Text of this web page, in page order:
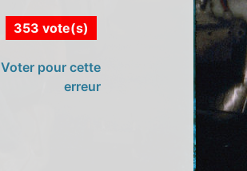
353 vote(s)
Voter pour cette
erreur